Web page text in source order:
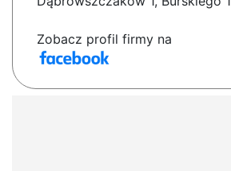
Zobacz profil firmy na